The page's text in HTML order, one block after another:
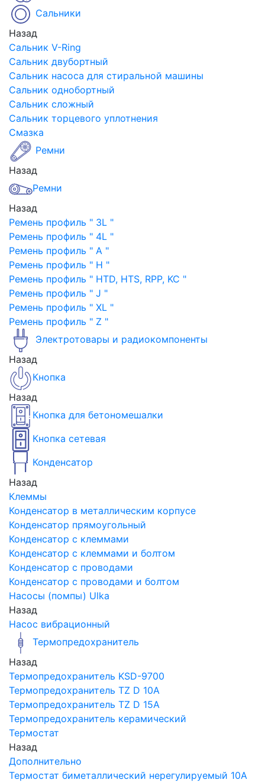
Сальники
Назад
Сальник V-Ring
Сальник двубортный
Сальник насоса для стиральной машины
Сальник однобортный
Сальник сложный
Сальник торцевого уплотнения
Смазка
Ремни
Назад
Ремни
Назад
Ремень профиль " 3L "
Ремень профиль " 4L "
Ремень профиль " A "
Ремень профиль " H "
Ремень профиль " HTD, HTS, RPP, KC "
Ремень профиль " J "
Ремень профиль " XL "
Ремень профиль " Z "
Электротовары и радиокомпоненты
Назад
Кнопка
Назад
Кнопка для бетономешалки
Кнопка сетевая
Конденсатор
Назад
Клеммы
Конденсатор в металлическим корпусе
Конденсатор прямоугольный
Конденсатор с клеммами
Конденсатор с клеммами и болтом
Конденсатор с проводами
Конденсатор с проводами и болтом
Насосы (помпы) Ulka
Назад
Насос вибрационный
Термопредохранитель
Назад
Термопредохранитель KSD-9700
Термопредохранитель TZ D 10A
Термопредохранитель TZ D 15A
Термопредохранитель керамический
Термостат
Назад
Дополнительно
Термостат биметаллический нерегулируемый 10A